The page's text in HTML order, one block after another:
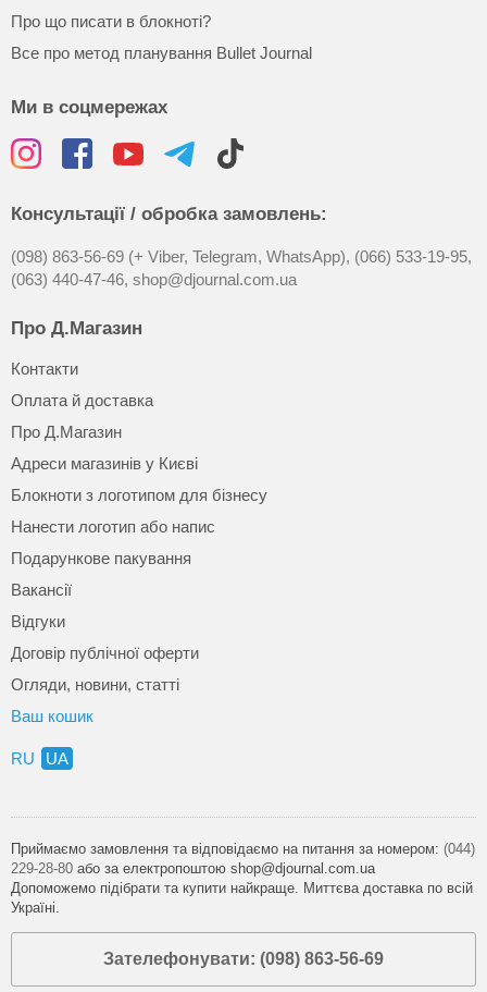
Про що писати в блокноті?
Все про метод планування Bullet Journal
Ми в соцмережах
Консультації / обробка замовлень:
(098) 863-56-69 (+ Viber, Telegram, WhatsApp), (066) 533-19-95,
(063) 440-47-46, shop@djournal.com.ua
Про Д.Магазин
Контакти
Оплата й доставка
Про Д.Магазин
Адреси магазинів у Києві
Блокноти з логотипом для бізнесу
Нанести логотип або напис
Подарункове пакування
Вакансії
Відгуки
Договір публічної оферти
Огляди, новини, статті
Ваш кошик
RU UA
Приймаємо замовлення та відповідаємо на питання за номером: (044)
229-28-80 або за електропоштою shop@djournal.com.ua
Допоможемо підібрати та купити найкраще. Миттєва доставка по всій
Україні.
Зателефонувати: (098) 863-56-69